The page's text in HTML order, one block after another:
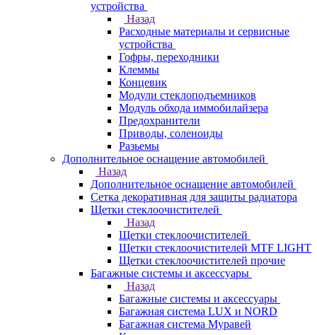
устройства
Назад
Расходные материалы и сервисные
устройства
Гофры, переходники
Клеммы
Концевик
Модули стеклоподъемников
Модуль обхода иммобилайзера
Предохранители
Приводы, соленоиды
Разьемы
Дополнительное оснащение автомобилей
Назад
Дополнительное оснащение автомобилей
Сетка декоративная для защиты радиатора
Щетки стеклоочистителей
Назад
Щетки стеклоочистителей
Щетки стеклоочистителей MTF LIGHT
Щетки стеклоочистителей прочие
Багажные системы и аксессуары
Назад
Багажные системы и аксессуары
Багажная система LUX и NORD
Багажная система Муравей